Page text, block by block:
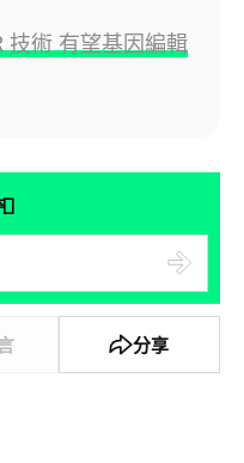
技術 有望基因編輯
分享